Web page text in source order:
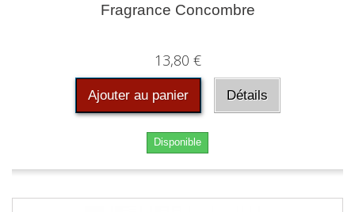
Fragrance Concombre
13,80 €
Ajouter au panier Détails
Disponible